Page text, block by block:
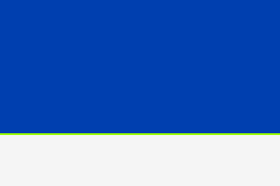
մանրամասներ է հայտնել